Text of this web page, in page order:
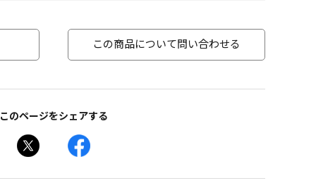
この商品について問い合わせる
このページをシェアする